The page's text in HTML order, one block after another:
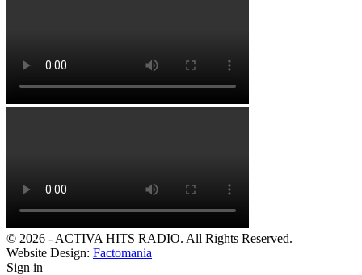
© 2026 - ACTIVA HITS RADIO. All Rights Reserved.
Website Design: Factomania
Sign in